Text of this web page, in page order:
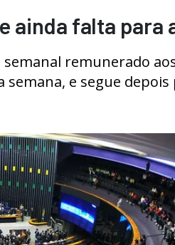
ainda falta
remunerado
e segue depois